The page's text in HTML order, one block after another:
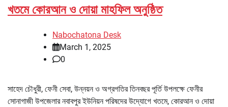
খতমে কোরআন ও দোয়া মাহফিল অনুষ্ঠিত
Nabochatona Desk
March 1, 2025
0
সাহেদ চৌধুরী, ফেনী সেবা, উন্নয়ন ও অগ্রগতির তিনবছর পূর্তি উপলক্ষে ফেনীর
সোনাগাজী উপজেলার নবাবপুর ইউনিয়ন পরিষদের উদ্যোগে খতমে, কোরআন ও দোয়া